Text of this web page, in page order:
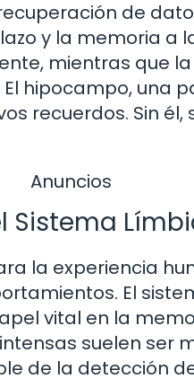
de
y la memoria a
mientras que
hipocampo, una
recuerdos. Sin
Anuncios
Sistema
la experiencia
El
vital en la
suelen ser
de la detección